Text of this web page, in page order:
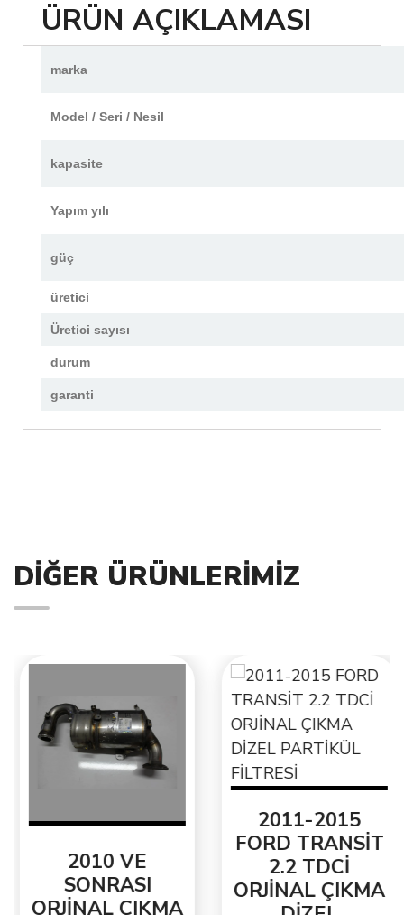
ÜRÜN AÇIKLAMASI
marka
Model / Seri / Nesil
kapasite
Yapım yılı
güç
üretici
Üretici sayısı
durum
garanti
DIĞER ÜRÜNLERIMIZ
2010 VE
SONRASI
ORJİNAL ÇIKMA
2011-2015
FORD TRANSİT
2.2 TDCİ
ORJİNAL ÇIKMA